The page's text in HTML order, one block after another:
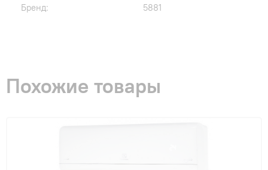
Бренд:
5881
Похожие товары